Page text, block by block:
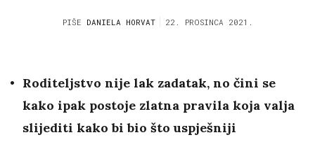
PIŠE DANIELA HORVAT 22. PROSINCA 2021.
Roditeljstvo nije lak zadatak, no čini se
kako ipak postoje zlatna pravila koja valja
slijediti kako bi bio što uspješniji